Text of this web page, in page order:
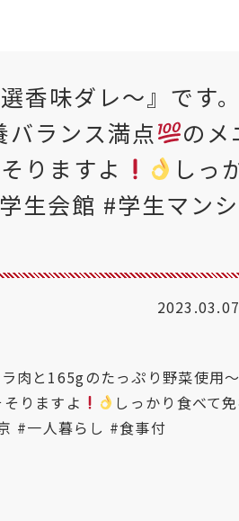
香味ダレ〜』です。
バランス満点
のメ
りますよ
しっ
生会館 #学生マンシ
2023.03.07
肉と165gのたっぷり野菜使用〜
りますよ
しっかり食べて
#一人暮らし #食事付